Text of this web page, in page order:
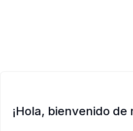
¡Hola, bienvenido de